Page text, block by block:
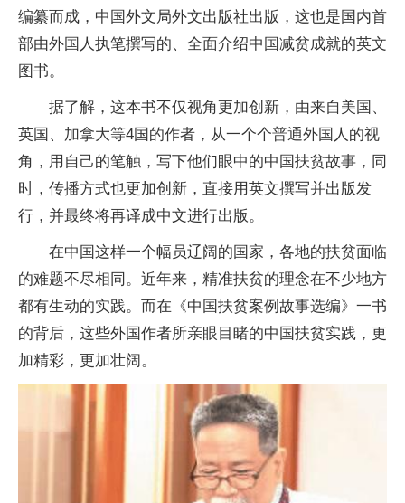
编纂而成，中国外文局外文出版社出版，这也是国内首
部由外国人执笔撰写的、全面介绍中国减贫成就的英文
图书。
据了解，这本书不仅视角更加创新，由来自美国、
英国、加拿大等4国的作者，从一个个普通外国人的视
角，用自己的笔触，写下他们眼中的中国扶贫故事，同
时，传播方式也更加创新，直接用英文撰写并出版发
行，并最终将再译成中文进行出版。
在中国这样一个幅员辽阔的国家，各地的扶贫面临
的难题不尽相同。近年来，精准扶贫的理念在不少地方
都有生动的实践。而在《中国扶贫案例故事选编》一书
的背后，这些外国作者所亲眼目睹的中国扶贫实践，更
加精彩，更加壮阔。